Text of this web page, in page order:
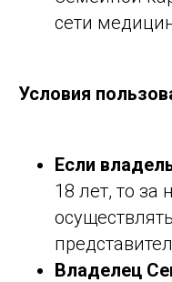
сети
Условия
Если
18 лет, то за
Владелец